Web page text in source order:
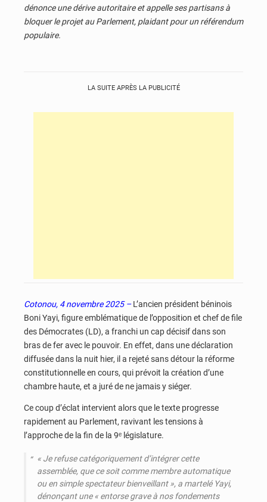
dénonce une dérive autoritaire et appelle ses partisans à
bloquer le projet au Parlement, plaidant pour un référendum
populaire.
LA SUITE APRÈS LA PUBLICITÉ
Cotonou, 4 novembre 2025 – L’ancien président béninois
Boni Yayi, figure emblématique de l’opposition et chef de file
des Démocrates (LD), a franchi un cap décisif dans son
bras de fer avec le pouvoir. En effet, dans une déclaration
diffusée dans la nuit hier, il a rejeté sans détour la réforme
constitutionnelle en cours, qui prévoit la création d’une
chambre haute, et a juré de ne jamais y siéger.
Ce coup d’éclat intervient alors que le texte progresse
rapidement au Parlement, ravivant les tensions à
l’approche de la fin de la 9ᵉ législature.
« Je refuse catégoriquement d’intégrer cette
assemblée, que ce soit comme membre automatique
ou en simple spectateur bienveillant», a martelé Yayi,
dénonçant une « entorse grave à nos fondements